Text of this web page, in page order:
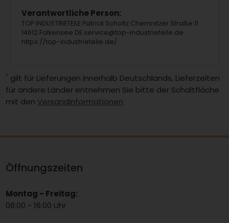
Verantwortliche Person:
TOP INDUSTRIETEILE Patrick Scholtz Chemnitzer Straße 11
14612 Falkensee DE service@top-industrieteile.de
https://top-industrieteile.de/
* gilt für Lieferungen innerhalb Deutschlands, Lieferzeiten
für andere Länder entnehmen Sie bitte der Schaltfläche
mit den Versandinformationen
Öffnungszeiten
Montag - Freitag:
08:00 - 16:00 Uhr